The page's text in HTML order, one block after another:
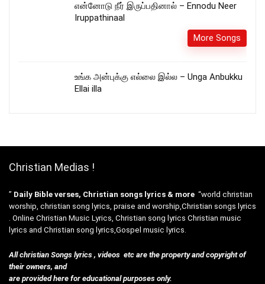
என்னோடு நீர் இருப்பதினால் – Ennodu Neer
Iruppathinaal
More Songs
உங்க அன்புக்கு எல்லை இல்ல – Unga Anbukku
Ellai illa
Christian Medias !
” Daily Bible verses, Christian songs lyrics & more “world christian
worship, christian song lyrics, praise and worship,Christian songs lyrics
. Online Christian Music Lyrics, Christian song lyrics Christian music
lyrics and Christian song lyrics,Gospel music lyrics.
All christian Songs lyrics , videos etc are the property and copyright of
their owners, and
are provided here for educational purposes only.